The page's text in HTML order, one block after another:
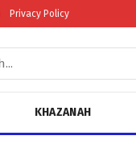
Privacy Policy
KHAZANAH